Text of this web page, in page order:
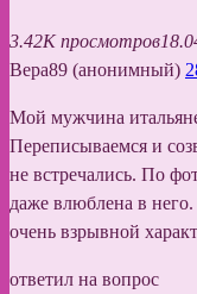
3.42K просмотров
Вера89 (анонимный)
Мой мужчина
Переписываемся и
не встречались. По
даже влюблена в
очень взрывной
ответил на вопрос